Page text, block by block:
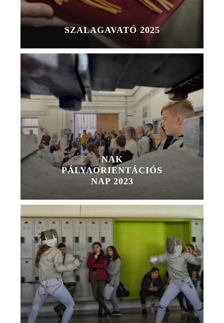
SZALAGAVATÓ 2025
NAK
PÁLYAORIENTÁCIÓS
NAP 2023